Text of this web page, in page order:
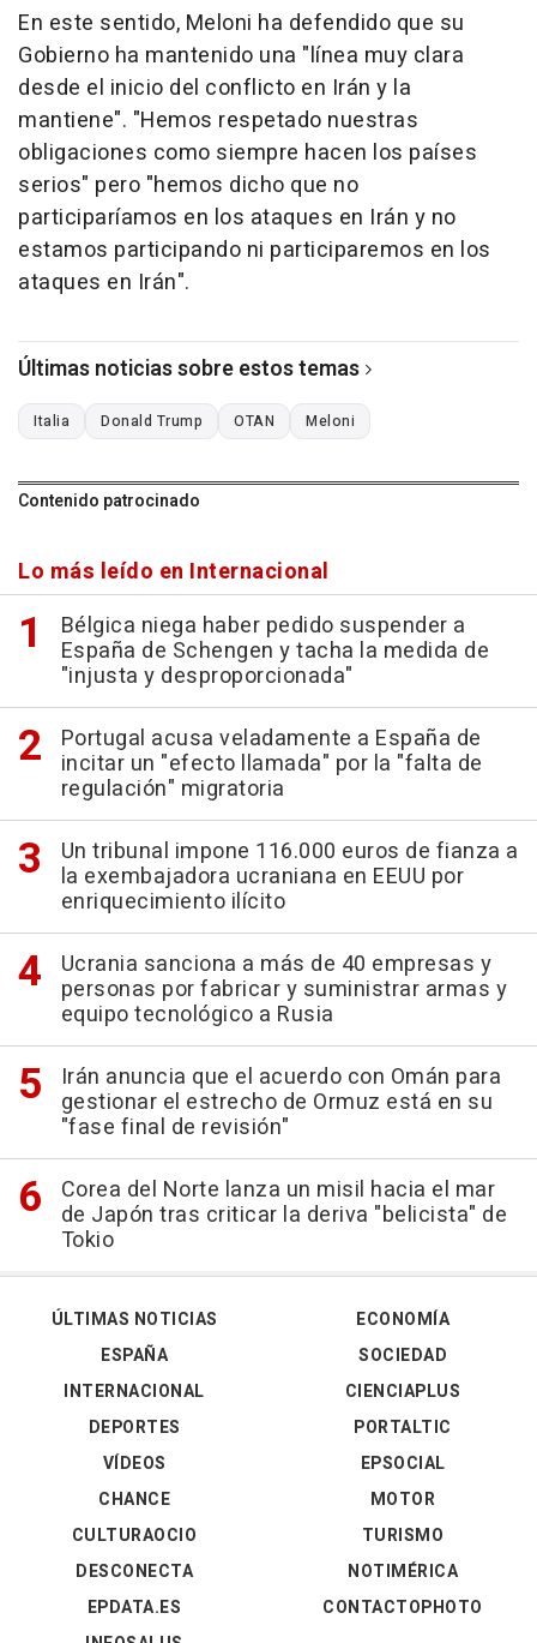
En este sentido, Meloni ha defendido que su
Gobierno ha mantenido una "línea muy clara
desde el inicio del conflicto en Irán y la
mantiene". "Hemos respetado nuestras
obligaciones como siempre hacen los países
serios" pero "hemos dicho que no
participaríamos en los ataques en Irán y no
estamos participando ni participaremos en los
ataques en Irán".
Últimas noticias sobre estos temas
Italia Donald Trump OTAN Meloni
Contenido patrocinado
Lo más leído en Internacional
Bélgica niega haber pedido suspender a
España de Schengen y tacha la medida de
"injusta y desproporcionada"
Portugal acusa veladamente a España de
incitar un "efecto llamada" por la "falta de
regulación" migratoria
Un tribunal impone 116.000 euros de fianza a
la exembajadora ucraniana en EEUU por
enriquecimiento ilícito
Ucrania sanciona a más de 40 empresas y
personas por fabricar y suministrar armas y
equipo tecnológico a Rusia
Irán anuncia que el acuerdo con Omán para
gestionar el estrecho de Ormuz está en su
"fase final de revisión"
Corea del Norte lanza un misil hacia el mar
de Japón tras criticar la deriva "belicista" de
Tokio
ÚLTIMAS NOTICIAS
ESPAÑA
INTERNACIONAL
DEPORTES
VÍDEOS
ECONOMÍA
SOCIEDAD
CIENCIAPLUS
PORTALTIC
EPSOCIAL
CHANCE
CULTURAOCIO
DESCONECTA
EPDATA.ES
MOTOR
TURISMO
NOTIMÉRICA
CONTACTOPHOTO